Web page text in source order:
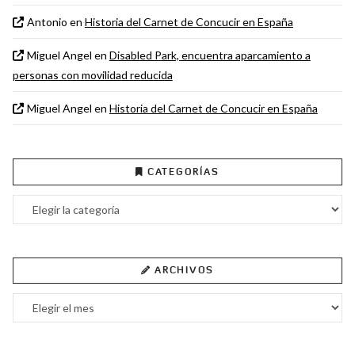
Antonio en Historia del Carnet de Concucir en España
Miguel Angel en Disabled Park, encuentra aparcamiento a
personas con movilidad reducida
Miguel Angel en Historia del Carnet de Concucir en España
CATEGORÍAS
Categorías
ARCHIVOS
Archivos